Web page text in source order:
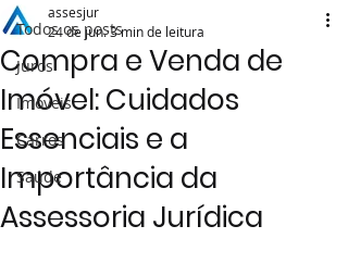
Todos os posts
Juros
Imóveis
Carros
Saúde
Compra e Venda de
Imóvel: Cuidados
Essenciais e a
Importância da
Assessoria Jurídica
assesjur
24 de jun.3 min de leitura